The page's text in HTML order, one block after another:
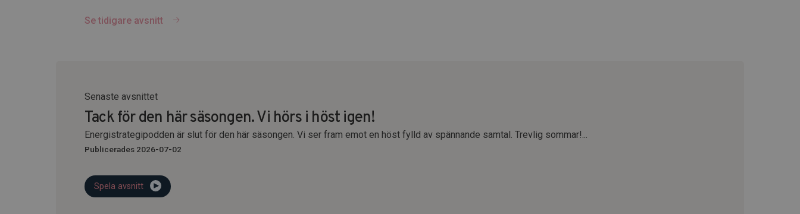
Se tidigare avsnitt
Senaste avsnittet
Tack för den här säsongen. Vi hörs i höst igen!
Energistrategipodden är slut för den här säsongen. Vi ser fram emot en höst fylld av spännande samtal. Trevlig sommar!...
Publicerades 2026-07-02
Spela avsnitt